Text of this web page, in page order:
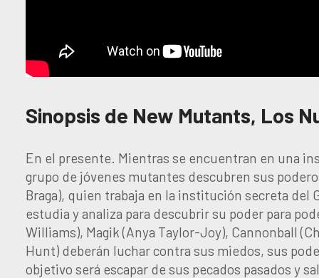
Sinopsis de New Mutants, Los
En el presente. Mientras se encuentran en una
grupo de jóvenes mutantes descubren sus
Braga), quien trabaja en la institución secreta del
estudia y analiza para descubrir su poder para
Williams), Magik (Anya Taylor-Joy), Cannonball
Hunt) deberán luchar contra sus miedos, sus
objetivo será escapar de sus pecados pasados y